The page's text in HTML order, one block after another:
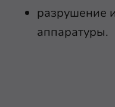
разрушение
аппаратуры.